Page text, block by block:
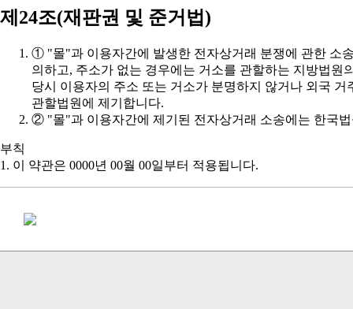
제24조(재판권 및 준거법)
관할법원에 제기합니다.
② "몰"과 이용자간에 제기된 전자상거래 소송에는 한국
부칙
1. 이 약관은 0000년 00월 00일부터 적용됩니다.